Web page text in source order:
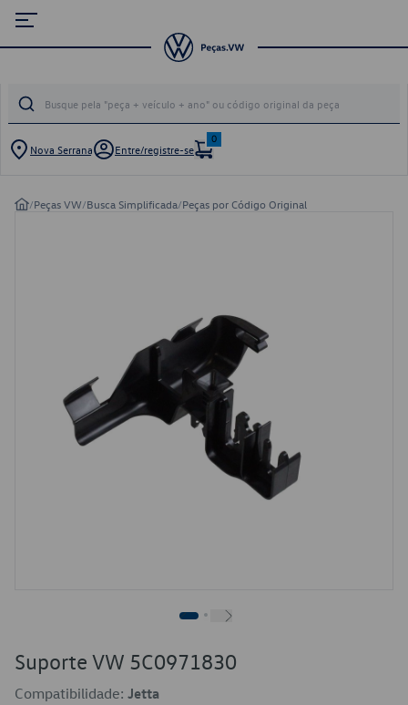
Nova Serrana Entre/registre-se
0
/Peças VW/Busca Simplificada/Peças por Código Original
Suporte VW 5C0971830
Compatibilidade: Jetta